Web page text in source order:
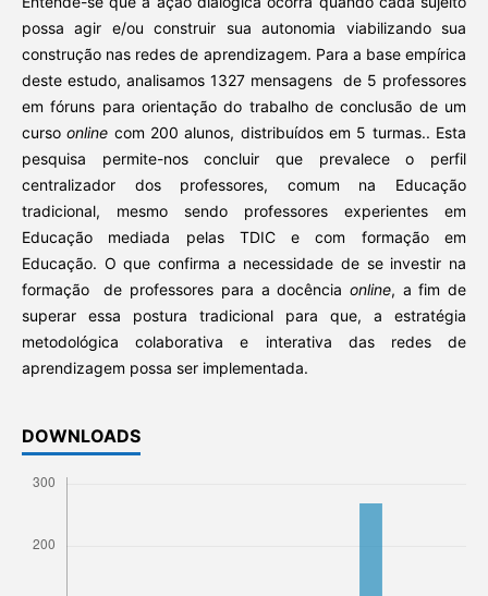
possa agir e/ou construir sua autonomia viabilizando sua
construção nas redes de aprendizagem. Para a base empírica
deste estudo, analisamos 1327 mensagens de 5 professores
em fóruns para orientação do trabalho de conclusão de um
cursoonline com 200 alunos, distribuídos em 5 turmas.. Esta
pesquisa permite-nos concluir que prevalece o perfil
centralizador dos professores, comum na Educação
tradicional, mesmo sendo professores experientes em
Educação mediada pelas TDIC e com formação em
Educação. O que confirma a necessidade de se investir na
formação de professores para a docência online, a fim de
superar essa postura tradicional para que, a estratégia
metodológica colaborativa e interativa das redes de
aprendizagem possa ser implementada.
DOWNLOADS